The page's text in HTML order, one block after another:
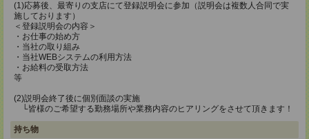
(1)応募後、最寄りの支店にて登録説明会に参加（説明会は複数人合同で実
施しております）
＜登録説明会の内容＞
・お仕事の始め方
・当社の取り組み
・当社WEBシステムの利用方法
・お給料の受取方法
等
(2)説明会終了後に個別面談の実施
└皆様のご希望する勤務場所や業務内容のヒアリングをさせて頂きます！
持ち物